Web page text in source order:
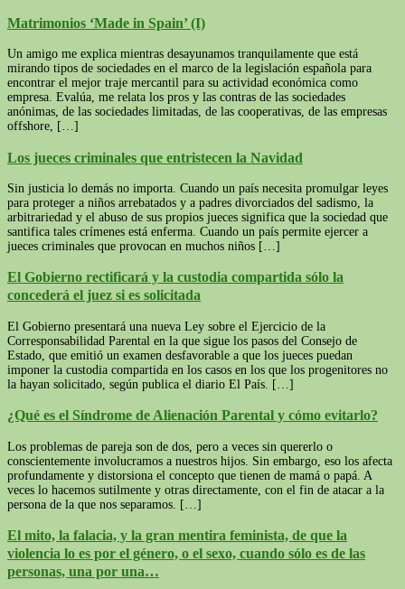
Matrimonios ‘Made in Spain’ (I)
Un amigo me explica mientras desayunamos tranquilamente que está
mirando tipos de sociedades en el marco de la legislación española para
encontrar el mejor traje mercantil para su actividad económica como
empresa. Evalúa, me relata los pros y las contras de las sociedades
anónimas, de las sociedades limitadas, de las cooperativas, de las empresas
offshore, […]
Los jueces criminales que entristecen la Navidad
Sin justicia lo demás no importa. Cuando un país necesita promulgar leyes
para proteger a niños arrebatados y a padres divorciados del sadismo, la
arbitrariedad y el abuso de sus propios jueces significa que la sociedad que
santifica tales crímenes está enferma. Cuando un país permite ejercer a
jueces criminales que provocan en muchos niños […]
El Gobierno rectificará y la custodia compartida sólo la
concederá el juez si es solicitada
El Gobierno presentará una nueva Ley sobre el Ejercicio de la
Corresponsabilidad Parental en la que sigue los pasos del Consejo de
Estado, que emitió un examen desfavorable a que los jueces puedan
imponer la custodia compartida en los casos en los que los progenitores no
la hayan solicitado, según publica el diario El País. […]
¿Qué es el Síndrome de Alienación Parental y cómo evitarlo?
Los problemas de pareja son de dos, pero a veces sin quererlo o
conscientemente involucramos a nuestros hijos. Sin embargo, eso los afecta
profundamente y distorsiona el concepto que tienen de mamá o papá. A
veces lo hacemos sutilmente y otras directamente, con el fin de atacar a la
persona de la que nos separamos. […]
El mito, la falacia, y la gran mentira feminista, de que la
violencia lo es por el género, o el sexo, cuando sólo es de las
personas, una por una…